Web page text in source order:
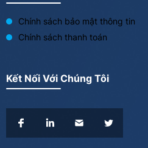
Chính sách bảo mật thông tin
Chính sách thanh toán
Kết Nối Với Chúng Tôi